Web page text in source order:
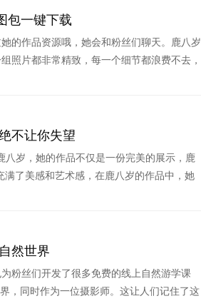
包一键下载
的作品资源哦，她会和粉丝们聊天。鹿八岁
照片都非常精致，每一个细节都浪费不去，
不让你失望
岁，她的作品不仅是一份完美的展示，鹿
了美感和艺术感，在鹿八岁的作品中，她
然世界
粉丝们开发了很多免费的线上自然游学课
，同时作为一位摄影师。这让人们记住了这